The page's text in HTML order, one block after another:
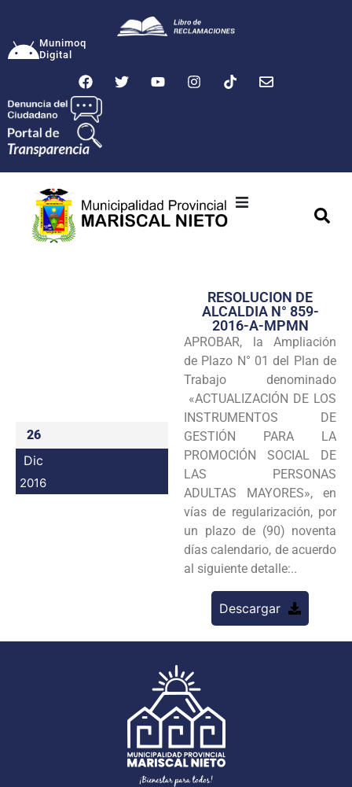
Munimoq
Digital
Transparencia
Seguridad
Programas
Intranet
26
Dic
2016
RESOLUCION DE
ALCALDIA N° 859-
2016-A-MPMN
APROBAR, la Ampliación
de Plazo N° 01 del Plan de
Trabajo denominado
«ACTUALIZACIÓN DE LOS
INSTRUMENTOS DE
GESTIÓN PARA LA
PROMOCIÓN SOCIAL DE
LAS PERSONAS
ADULTAS MAYORES», en
vías de regularización, por
un plazo de (90) noventa
días calendario, de acuerdo
al siguiente detalle:..
Descargar